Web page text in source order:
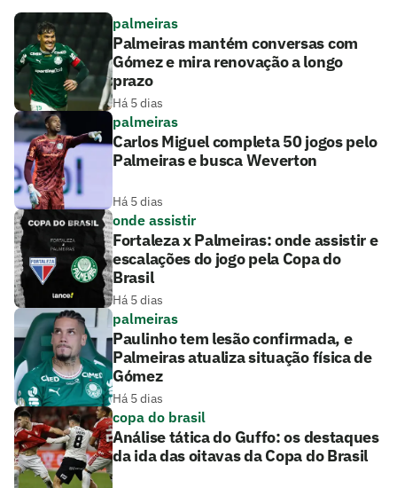
palmeiras
Palmeiras mantém conversas com
Gómez e mira renovação a longo
prazo
Há 5 dias
palmeiras
Carlos Miguel completa 50 jogos pelo
Palmeiras e busca Weverton
Há 5 dias
onde assistir
Fortaleza x Palmeiras: onde assistir e
escalações do jogo pela Copa do
Brasil
Há 5 dias
palmeiras
Paulinho tem lesão confirmada, e
Palmeiras atualiza situação física de
Gómez
Há 5 dias
copa do brasil
Análise tática do Guffo: os destaques
da ida das oitavas da Copa do Brasil